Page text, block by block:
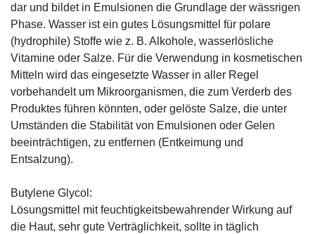
dar und bildet in Emulsionen die Grundlage der wässrigen
Phase. Wasser ist ein gutes Lösungsmittel für polare
(hydrophile) Stoffe wie z. B. Alkohole, wasserlösliche
Vitamine oder Salze. Für die Verwendung in kosmetischen
Mitteln wird das eingesetzte Wasser in aller Regel
vorbehandelt um Mikroorganismen, die zum Verderb des
Produktes führen könnten, oder gelöste Salze, die unter
Umständen die Stabilität von Emulsionen oder Gelen
beeinträchtigen, zu entfernen (Entkeimung und
Entsalzung).
Butylene Glycol:
Lösungsmittel mit feuchtigkeitsbewahrender Wirkung auf
die Haut, sehr gute Verträglichkeit, sollte in täglich